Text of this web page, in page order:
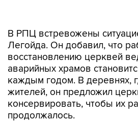
В РПЦ встревожены
Легойда. Он добавил, что
восстановлению церквей
аварийных храмов
каждым годом. В деревнях,
жителей, он предложил
консервировать, чтобы их
продолжалось.